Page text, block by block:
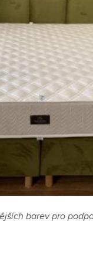
barev pro